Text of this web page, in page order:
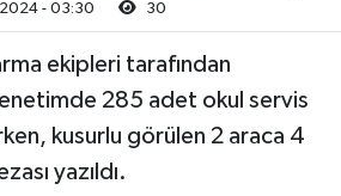
- 03:30
30
ekipleri tarafından
285 adet okul servis
kusurlu görülen 2 araca 4
yazıldı.